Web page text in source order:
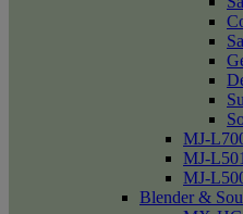
MJ-
MJ-L501
MJ-
Blender &